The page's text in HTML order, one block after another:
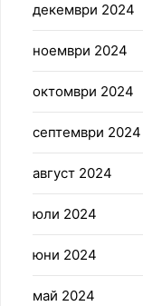
декември 2024
ноември 2024
октомври 2024
септември 2024
август 2024
юли 2024
юни 2024
май 2024